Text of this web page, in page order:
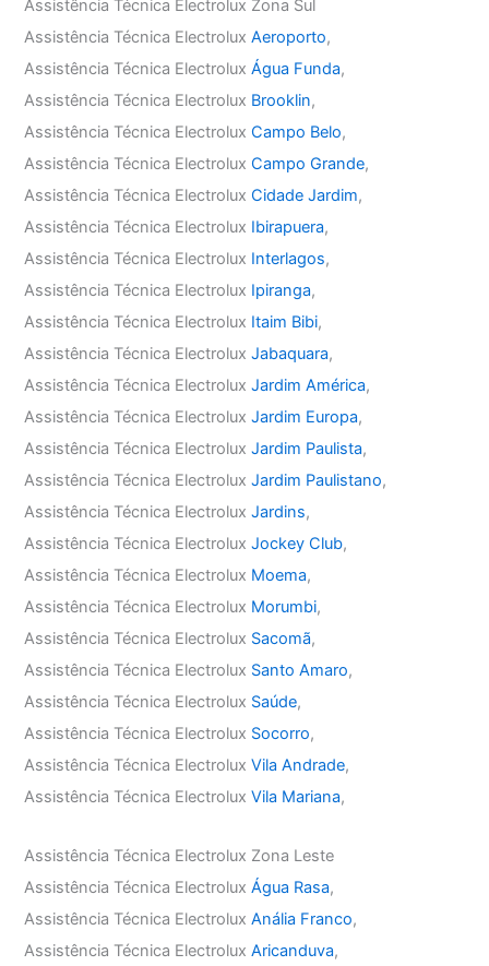
Assistência Técnica Electrolux Zona Sul
Assistência Técnica ElectroluxAeroporto,
Assistência Técnica ElectroluxÁgua Funda,
Assistência Técnica Electrolux Brooklin,
Assistência Técnica ElectroluxCampo Belo,
Assistência Técnica ElectroluxCampo Grande,
Assistência Técnica ElectroluxCidade Jardim,
Assistência Técnica Electrolux Ibirapuera,
Assistência Técnica Electrolux Interlagos,
Assistência Técnica Electrolux Ipiranga,
Assistência Técnica Electrolux Itaim Bibi,
Assistência Técnica ElectroluxJabaquara,
Assistência Técnica ElectroluxJardim América,
Assistência Técnica ElectroluxJardim Europa,
Assistência Técnica ElectroluxJardim Paulista,
Assistência Técnica ElectroluxJardim Paulistano,
Assistência Técnica ElectroluxJardins,
Assistência Técnica ElectroluxJockey Club,
Assistência Técnica Electrolux Moema,
Assistência Técnica Electrolux Morumbi,
Assistência Técnica Electrolux Sacomã,
Assistência Técnica Electrolux Santo Amaro,
Assistência Técnica Electrolux Saúde,
Assistência Técnica Electrolux Socorro,
Assistência Técnica ElectroluxVila Andrade,
Assistência Técnica ElectroluxVila Mariana,
Assistência Técnica Electrolux Zona Leste
Assistência Técnica ElectroluxÁgua Rasa,
Assistência Técnica ElectroluxAnália Franco,
Assistência Técnica ElectroluxAricanduva,